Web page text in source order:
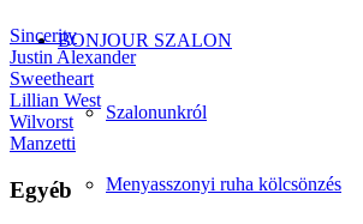
BONJOUR SZALON
Szalonunkról
Menyasszonyi ruha kölcsönzés
Sincerity
Justin Alexander
Sweetheart
Lillian West
Wilvorst
Manzetti
Egyéb